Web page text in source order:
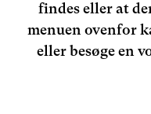
findes eller at
menuen ovenfor
eller besøge en